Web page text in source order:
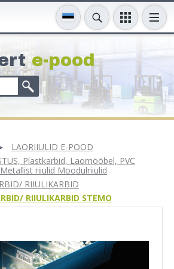
e-pood
LAORIIULID E-POOD
Plastkarbid, Laomööbel, PVC
riiulid Moodulriiulid
RIIULIKARBID
RIIULIKARBID STEMO